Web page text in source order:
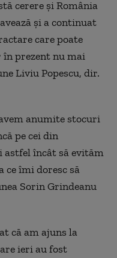
cerere şi România
şi a continuat
care poate
prezent nu mai
Liviu Popescu, dir.
anumite stocuri
pe cei din
încât să evităm
ce îmi doresc să
Sorin Grindeanu
că am ajuns la
ieri au fost